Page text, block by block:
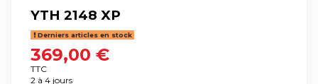
YTH 2148 XP
Derniers articles en stock
369,00 €
TTC
2 à 4 jours